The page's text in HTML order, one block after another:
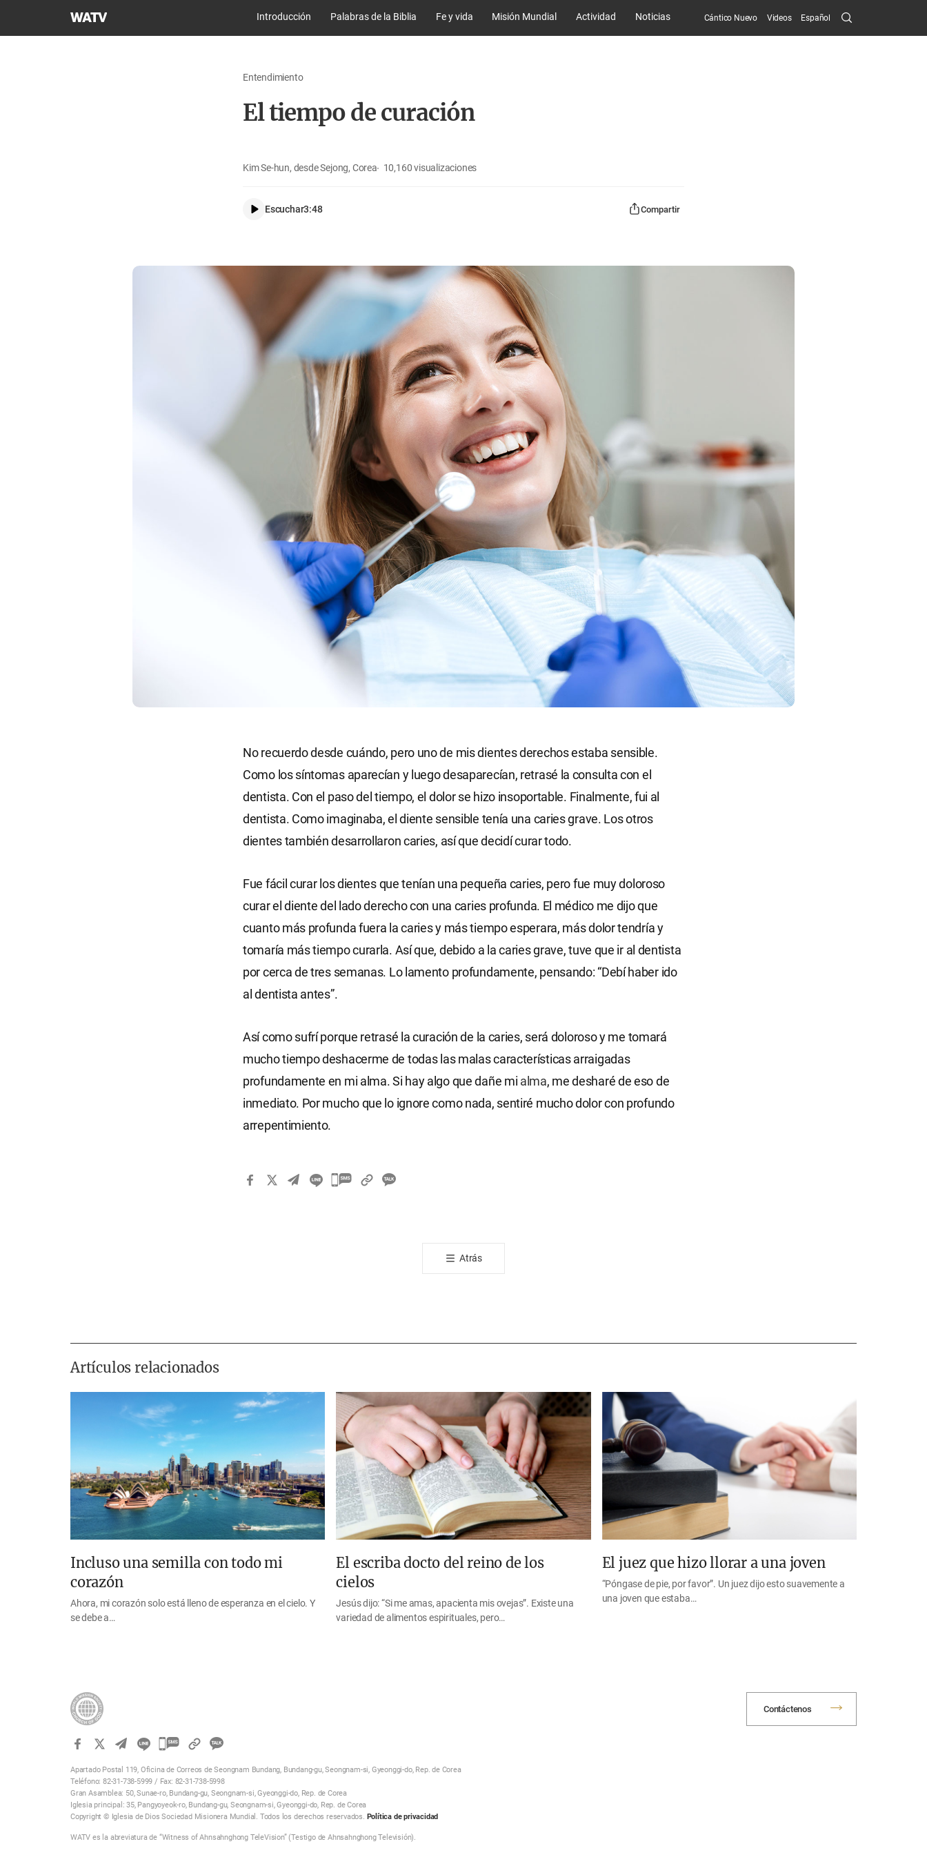
Iglesia
Introducción Palabras de la Biblia Fe y vida Misión Mundial Actividad Noticias Cántico Nuevo Videos Español Search
Submit
Entendimiento
El tiempo de curación
Kim Se-hun, desde Sejong, Corea 10,160visualizaciones
Escuchar3:48 Compartir
No recuerdo desde cuándo, pero uno de mis dientes derechos estaba sensible.
Como los síntomas aparecían y luego desaparecían, retrasé la consulta con el
dentista. Con el paso del tiempo, el dolor se hizo insoportable. Finalmente, fui al
dentista. Como imaginaba, el diente sensible tenía una caries grave. Los otros
dientes también desarrollaron caries, así que decidí curar todo.
Fue fácil curar los dientes que tenían una pequeña caries, pero fue muy doloroso
curar el diente del lado derecho con una caries profunda. El médico me dijo que
cuanto más profunda fuera la caries y más tiempo esperara, más dolor tendría y
tomaría más tiempo curarla. Así que, debido a la caries grave, tuve que ir al dentista
por cerca de tres semanas. Lo lamento profundamente, pensando: “Debí haber ido
al dentista antes”.
Así como sufrí porque retrasé la curación de la caries, será doloroso y me tomará
mucho tiempo deshacerme de todas las malas características arraigadas
profundamente en mi alma. Si hay algo que dañe mi alma, me desharé de eso de
inmediato. Por mucho que lo ignore como nada, sentiré mucho dolor con profundo
arrepentimiento.
카
Atrás
Artículos relacionados
Incluso una semilla con todo mi
corazón
Ahora, mi corazón solo está lleno de esperanza en el cielo. Y
se debe a…
El escriba docto del reino de los
cielos
Jesús dijo: “Si me amas, apacienta mis ovejas”. Existe una
variedad de alimentos espirituales, pero…
El juez que hizo llorar a una joven
“Póngase de pie, por favor”. Un juez dijo esto suavemente a
una joven que estaba…
카
오
톡
공
하
Apartado Postal 119, Oficina de Correos de Seongnam Bundang, Bundang-gu, Seongnam-si, Gyeonggi-do, Rep. de Corea
Teléfono: 82-31-738-5999 / Fax: 82-31-738-5998
Gran Asamblea: 50, Sunae-ro, Bundang-gu, Seongnam-si, Gyeonggi-do, Rep. de Corea
Iglesia principal: 35, Pangyoyeok-ro, Bundang-gu, Seongnam-si, Gyeonggi-do, Rep. de Corea
Copyright © Iglesia de Dios Sociedad Misionera Mundial. Todos los derechos reservados. Política de privacidad
WATV es la abreviatura de “Witness of Ahnsahnghong TeleVision” (Testigo de Ahnsahnghong Televisión).
Contáctenos